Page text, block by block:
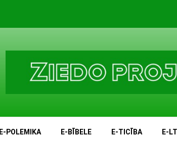
E-POLEMIKA E-BĪBELE E-TICĪBA E-